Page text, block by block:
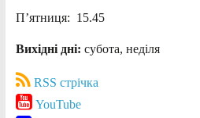
П’ятниця: 15.45
Вихідні дні: субота, неділя
RSS стрічка
YouTube